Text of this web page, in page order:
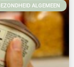
ALGEMEEN